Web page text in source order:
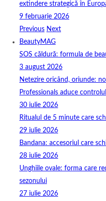
extindere strategică în
9 februarie 2026
Previous Next
BeautyMAG
SOS căldură: formula de
3 august 2026
Netezire oricând, oriunde:
Professionals aduce
30 iulie 2026
Ritualul de 5 minute care
29 iulie 2026
Bandana: accesoriul care
28 iulie 2026
Unghiile ovale: forma care
sezonului
27 iulie 2026